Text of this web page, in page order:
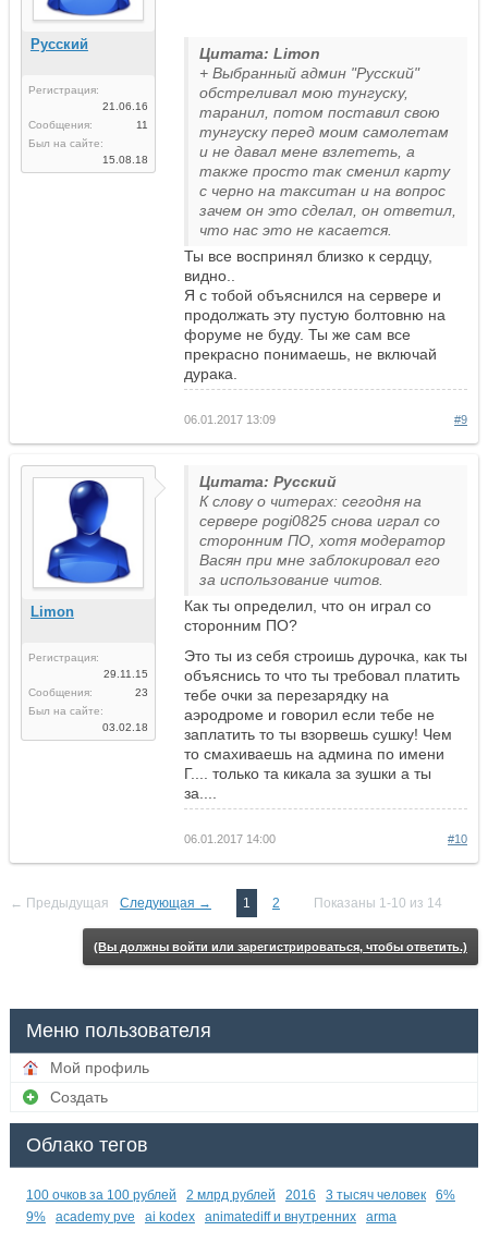
Русский
Регистрация:
21.06.16
Сообщения:
11
Был на сайте:
15.08.18
Цитата: Limon
+ Выбранный админ "Русский"
обстреливал мою тунгуску,
таранил, потом поставил свою
тунгуску перед моим самолетам
и не давал мене взлететь, а
также просто так сменил карту
с черно на такситан и на вопрос
зачем он это сделал, он ответил,
что нас это не касается.
Ты все воспринял близко к сердцу,
видно..
Я с тобой объяснился на сервере и
продолжать эту пустую болтовню на
форуме не буду. Ты же сам все
прекрасно понимаешь, не включай
дурака.
06.01.2017 13:09 #9
Limon
Регистрация:
29.11.15
Сообщения:
23
Был на сайте:
03.02.18
Цитата: Русский
К слову о читерах: сегодня на
сервере pogi0825 снова играл со
сторонним ПО, хотя модератор
Васян при мне заблокировал его
за использование читов.
Как ты определил, что он играл со
сторонним ПО?
Это ты из себя строишь дурочка, как ты
объяснись то что ты требовал платить
тебе очки за перезарядку на
аэродроме и говорил если тебе не
заплатить то ты взорвешь сушку! Чем
то смахиваешь на админа по имени
Г.... только та кикала за зушки а ты
за....
06.01.2017 14:00 #10
← Предыдущая Следующая → 1 2 Показаны 1-10 из 14
(Вы должны войти или зарегистрироваться, чтобы ответить.)
Меню пользователя
Мой профиль
Создать
Облако тегов
100 очков за 100 рублей 2 млрд рублей 2016 3 тысяч человек
6%
9%
academy pve ai kodex animatediff и внутренних arma